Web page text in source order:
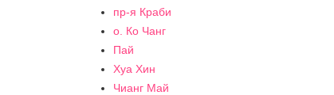
пр-я Краби
о. Ко Чанг
Пай
Хуа Хин
Чианг Май